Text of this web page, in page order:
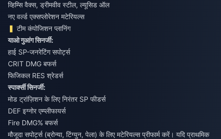
व्हिम्सि वैक्स, ड्रीमवीव स्टील, ल्यूसिड ऑल
नए वर्ल्ड एक्सप्लोरेशन मटेरियल्स
टीम कंपोजिशन प्लानिंग
याओ गुआंग सिनर्जी:
हाई SP-जनरेटिंग सपोर्ट्स
CRIT DMG बफर्स
फिजिकल RES श्रेडर्स
स्पार्क्सी सिनर्जी:
मोड ट्रांज़िशन के लिए निरंतर SP फीडर्स
DEF इग्नोर एम्प्लीफायर्स
Fire DMG% बफर्स
मौजूदा सपोर्ट्स (ब्रोन्या, टिंग्युन, पेला) के लिए मटेरियल्स प्रीफार्म करें। यदि प्राथमिक